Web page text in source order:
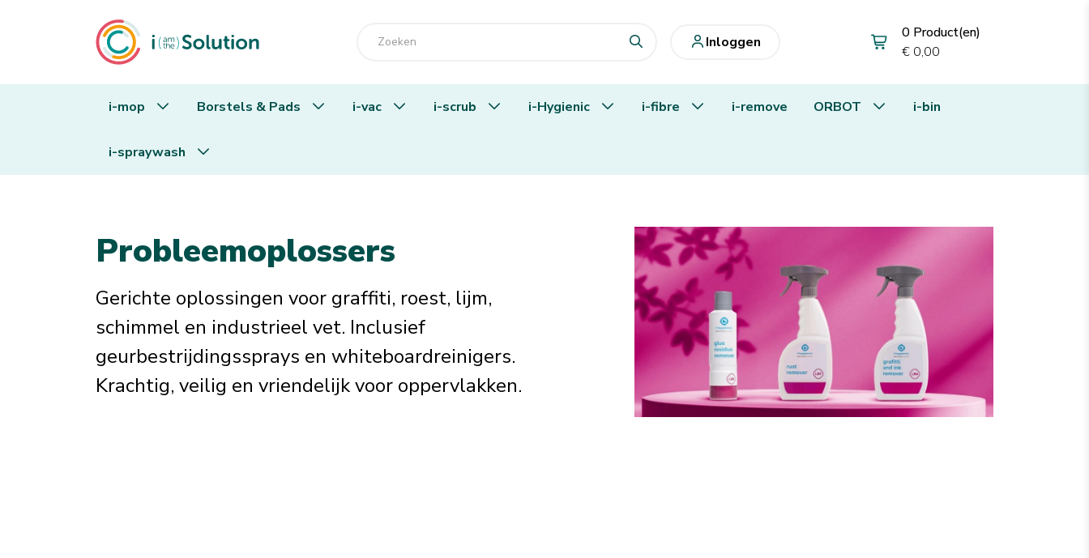
Inloggen
0 Product(en)
€ 0,00
i-mop Borstels & Pads i-vac i-scrub i-Hygienic i-fibre i-remove ORBOT i-bin
i-spraywash
i-Hygienic Troubleshooters
Probleemoplossers
Gerichte oplossingen voor graffiti, roest, lijm,
schimmel en industrieel vet. Inclusief
geurbestrijdingssprays en whiteboardreinigers.
Krachtig, veilig en vriendelijk voor oppervlakken.